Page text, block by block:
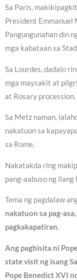
Sa Paris,
President Emmanuel
Pangungunahan din
mga kabataan sa
Sa Lourdes, dadalo
mga maysakit at
at Rosary procession.
Sa Metz naman,
nakatuon sa
sa Rome.
Nakatakda ring
pang-aabuso ng ilang
Tema ng pagdalaw
nakatuon sa pag-
pagkakapatiran.
Ang pagbisita ni
state visit ng isang
Pope Benedict XVI